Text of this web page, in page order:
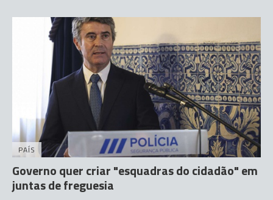
PAÍS
Governo quer criar "esquadras do cidadão" em
juntas de freguesia